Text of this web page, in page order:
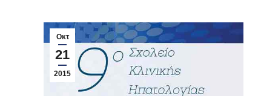
Οκτ
21
2015